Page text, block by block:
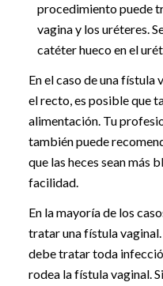
procedimiento puede
vagina y los uréteres.
catéter hueco en el
En el caso de una fístula
el recto, es posible que
alimentación. Tu
también puede
que las heces sean más
facilidad.
En la mayoría de los
tratar una fístula
debe tratar toda
rodea la fístula vaginal.